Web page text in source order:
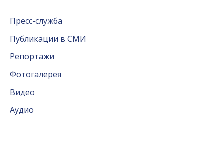
Пресс-служба
Публикации в СМИ
Репортажи
Фотогалерея
Видео
Аудио